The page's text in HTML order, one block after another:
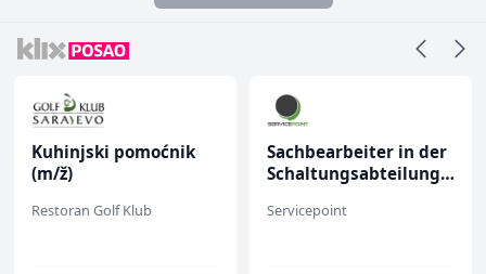
Kuhinjski pomoćnik
(m/ž)
Restoran Golf Klub
Sachbearbeiter in der
Schaltungsabteilung
Servicepoint